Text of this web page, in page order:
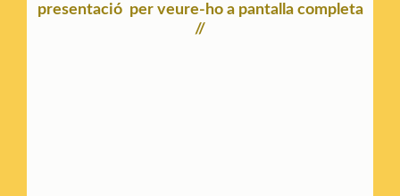
presentació per veure-ho a pantalla completa
//